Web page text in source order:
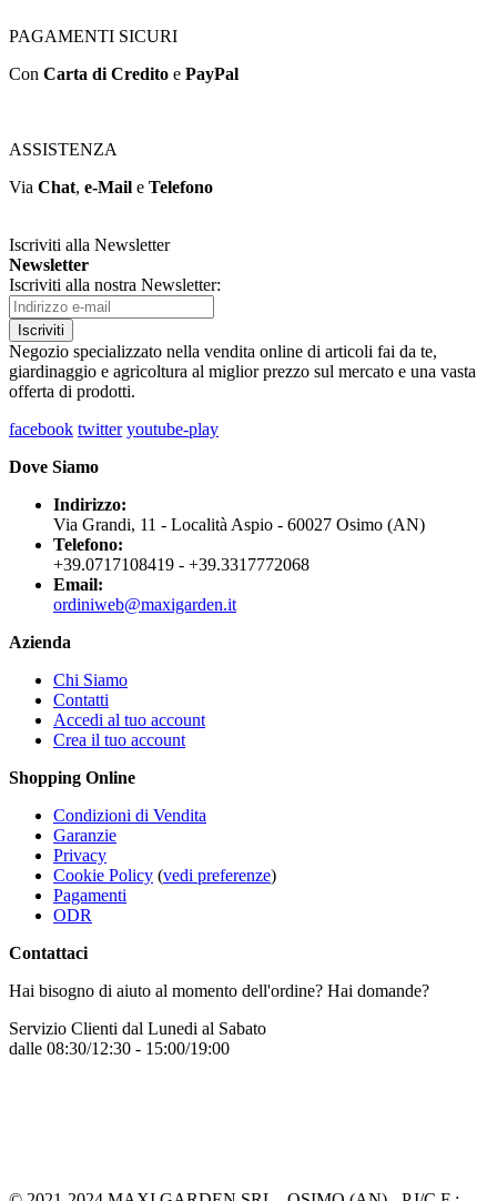
PAGAMENTI SICURI
Con Carta di Credito e PayPal
ASSISTENZA
Via Chat, e-Mail e Telefono
Iscriviti alla Newsletter
Newsletter
Iscriviti alla nostra Newsletter:
Iscriviti
Negozio specializzato nella vendita online di articoli fai da te,
giardinaggio e agricoltura al miglior prezzo sul mercato e una vasta
offerta di prodotti.
facebook twitter youtube-play
Dove Siamo
Indirizzo:
Via Grandi, 11 - Località Aspio - 60027 Osimo (AN)
Telefono:
+39.0717108419 - +39.3317772068
Email:
ordiniweb@maxigarden.it
Azienda
Chi Siamo
Contatti
Accedi al tuo account
Crea il tuo account
Shopping Online
Condizioni di Vendita
Garanzie
Privacy
Cookie Policy (vedi preferenze)
Pagamenti
ODR
Contattaci
Hai bisogno di aiuto al momento dell'ordine? Hai domande?
Servizio Clienti dal Lunedi al Sabato
dalle 08:30/12:30 - 15:00/19:00